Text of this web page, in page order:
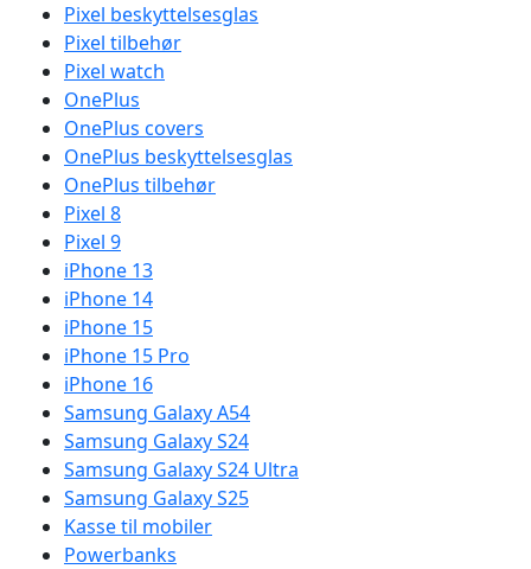
Pixel beskyttelsesglas
Pixel tilbehør
Pixel watch
OnePlus
OnePlus covers
OnePlus beskyttelsesglas
OnePlus tilbehør
Pixel 8
Pixel 9
iPhone 13
iPhone 14
iPhone 15
iPhone 15 Pro
iPhone 16
Samsung Galaxy A54
Samsung Galaxy S24
Samsung Galaxy S24 Ultra
Samsung Galaxy S25
Kasse til mobiler
Powerbanks